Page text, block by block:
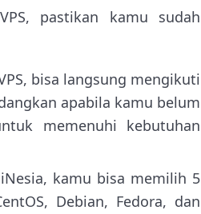
pastikan kamu sudah
bisa langsung mengikuti
apabila kamu belum
memenuhi kebutuhan
kamu bisa memilih 5
Debian, Fedora, dan